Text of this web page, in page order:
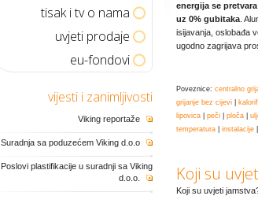
tisak i tv o nama
uvjeti prodaje
eu-fondovi
vijesti i zanimljivosti
Viking reportaže
Suradnja sa poduzećem Viking d.o.o
Poslovi plastifikacije u suradnji sa Viking
d.o.o.
energija se
uz 0% gubitaka .
isijavanja, oslobađa
ugodno zagrijava
Poveznice: centralno
grijanje bez cijevi
lipovica
peči ploča
temperatura
instalacije
Koji su
Koji su uvjeti